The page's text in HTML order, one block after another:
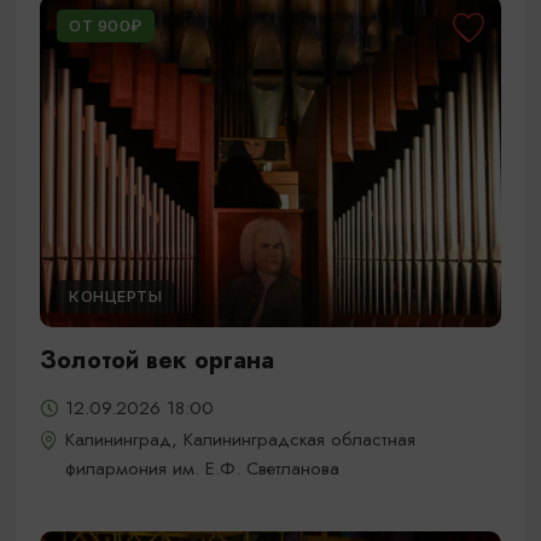
ОТ 900₽
КОНЦЕРТЫ
Золотой век органа
12.09.2026 18:00
Калининград, Калининградская областная
филармония им. Е.Ф. Светланова